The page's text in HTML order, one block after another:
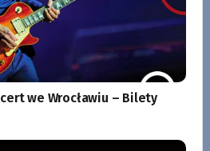
we Wrocławiu – Bilety